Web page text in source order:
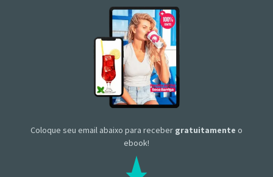
Coloque seu email abaixo para receber gratuitamente o
ebook!